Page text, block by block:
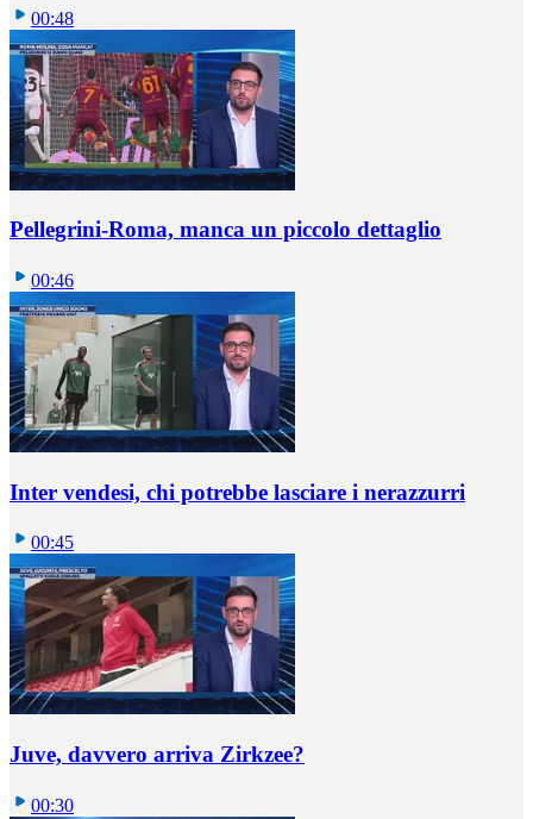
00:48
Pellegrini-Roma, manca un piccolo dettaglio
00:46
Inter vendesi, chi potrebbe lasciare i nerazzurri
00:45
Juve, davvero arriva Zirkzee?
00:30